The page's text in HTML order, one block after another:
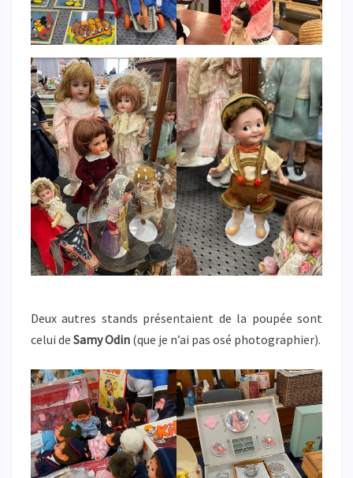
Deux autres stands présentaient de la poupée sont
celui de Samy Odin (que je n’ai pas osé photographier).